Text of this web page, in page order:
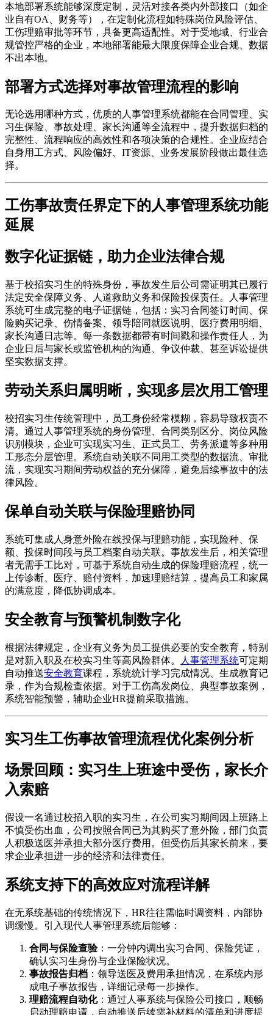
本地部署系统能够深度定制，灵活对接各类内外部接口（如企
业自有OA、财务等），在定制化流程如特殊岗位风险评估、
工伤理赔审批等环节，具备更高适配性。对于受地域、行业合
规管控严格的企业，本地部署能最大限度保障企业合规、数据
不出本地。
部署方式选择对事故管理流程的影响
无论选用哪种方式，优质的人事管理系统都能在合同管理、实
习生保险、事故处理、家长沟通等全流程中，提升数据归档的
完整性、流程响应的高效性和各项决策的合规性。企业应结合
自身用工方式、风险偏好、IT资源、业务发展阶段做出最佳选
择。
工伤事故责任界定下的人事管理系统功能
延展
数字化证据链，助力企业法律合规
基于校招实习生的特殊身份，事故发生后公司需证明其已履行
法定安全保障义务、人道救助义务和保险投保责任。人事管理
系统可生成完整的电子证据链，包括：实习合同签订时间、保
险购买记录、伤情备案、领导陪同就医说明、医疗费用明细、
家长沟通日志等。每一条数据都带有时间戳和操作责任人，为
企业日后与家长或监管机构的沟通、争议仲裁、甚至诉讼提供
坚实数据支撑。
劳动关系归属明晰，实现多层次用工管理
校招实习生传统管理中，员工身份经常模糊，容易导致权责不
清。通过人事管理系统的身份管理、合同类别区分、岗位风险
识别模块，企业可实现实习生、正式员工、劳务派遣等多种用
工形态分层管理。系统自动关联不同用工类型的数据流、审批
流，实现实习期间劳动权益的充分保障，避免后续事故中的法
律风险。
保单自动关联与保险理赔协同
系统可集成人身意外险在线投保与理赔功能，实现险种、保
额、投保时间段与员工档案自动关联。事故发生后，相关管理
者无需手工比对，可基于系统自动生成的保险理赔流程，统一
上传诊断、医疗、赔付资料，加速理赔结算，提高员工和家属
的满意度，降低协调成本。
安全教育与预警机制数字化
根据法律规定，企业有义务为员工提供必要的安全教育，特别
是对新入职及在校实习生等高风险群体。
人事管理系统可定期
自动推送安全教育课程，系统统计学习完成情况、生成教育记
录，作为合规检查依据。对于工伤高发岗位、典型事故案例，
系统智能预警，辅助企业HR提前采取措施。
实习生工伤事故管理流程优化案例分析
场景回顾：实习生上班途中受伤，家长介
入索赔
假设一名通过校招入职的实习生，在公司实习期间因上班路上
不慎受伤出血，公司按照合同已为其购买了意外险，部门负责
人积极送医并承担大部分医疗费用。但受伤后其家长前来，要
求企业承担进一步的经济和法律责任。
系统支持下的高效应对流程详解
在无系统基础的传统情况下，HR往往需临时调资料，内部协
调缓慢。引入现代人事管理系统后能够：
合同与保险查验：一分钟内调出实习合同、保险凭证，
确认实习生身份与企业保险状况。
事故报告归档 ：领导送医及费用承担情况，在系统内形
成电子事故报告，详细记录每一步操作。
理赔流程自动化：通过人事系统与保险公司接口，顺畅
启动理赔申请，自动推送后续需补材料的清单和进度提